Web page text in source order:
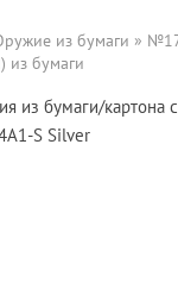
из бумаги »
из бумаги
из бумаги/картона
S Silver